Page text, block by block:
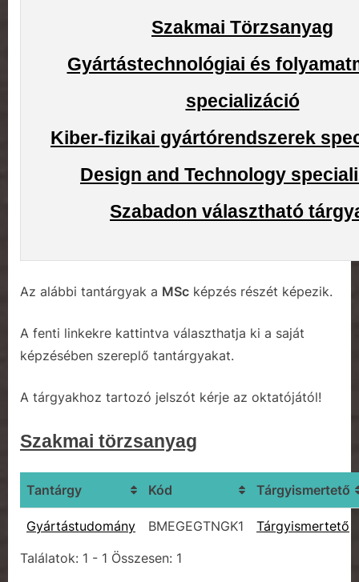
Szakmai Törzsanyag
Gyártástechnológiai és
specializáció
Kiber-fizikai gyártórendszerek
Design and Technology
Szabadon választható
Az alábbi tantárgyak a MSc képzés részét képezik.
A fenti linkekre kattintva választhatja ki a saját
képzésében szereplő tantárgyakat.
A tárgyakhoz tartozó jelszót kérje az oktatójától!
Szakmai törzsanyag
Tantárgy Kód Tárgyismertető
Gyártástudomány BMEGEGTNGK1
Tárgyismertető
Találatok: 1 - 1 Összesen: 1